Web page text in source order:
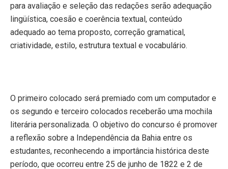
para avaliação e seleção das redações serão adequação
lingüística, coesão e coerência textual, conteúdo
adequado ao tema proposto, correção gramatical,
criatividade, estilo, estrutura textual e vocabulário.
O primeiro colocado será premiado com um computador e
os segundo e terceiro colocados receberão uma mochila
literária personalizada. O objetivo do concurso é promover
a reflexão sobre a Independência da Bahia entre os
estudantes, reconhecendo a importância histórica deste
período, que ocorreu entre 25 de junho de 1822 e 2 de